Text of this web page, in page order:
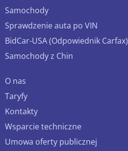
Samochody
Sprawdzenie auta po VIN
BidCar-USA (Odpowiednik Carfax)
Samochody z Chin
O nas
Taryfy
Kontakty
Wsparcie techniczne
Umowa oferty publicznej